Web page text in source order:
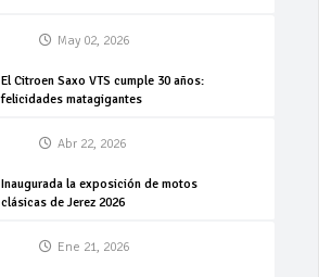
May 02, 2026
El Citroen Saxo VTS cumple 30 años:
felicidades matagigantes
Abr 22, 2026
Inaugurada la exposición de motos
clásicas de Jerez 2026
Ene 21, 2026